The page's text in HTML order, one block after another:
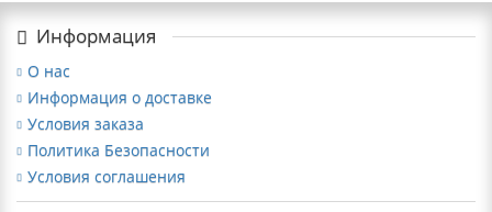
Информация
О нас
Информация о доставке
Условия заказа
Политика Безопасности
Условия соглашения